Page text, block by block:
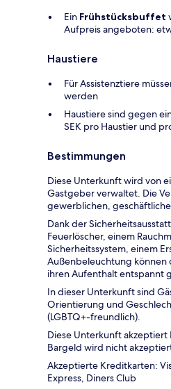
Ein Frühstücksbuffet
Aufpreis angeboten:
Haustiere
Für Assistenztiere
werden
Haustiere sind gegen
SEK pro Haustier und
Bestimmungen
Diese Unterkunft wird von
Gastgeber verwaltet. Die
gewerblichen,
Dank der
Feuerlöscher, einem
Sicherheitssystem, einem
Außenbeleuchtung können
ihren Aufenthalt entspannt
In dieser Unterkunft sind
Orientierung und
(LGBTQ+-freundlich).
Diese Unterkunft
Bargeld wird nicht
Akzeptierte Kreditkarten:
Express, Diners Club